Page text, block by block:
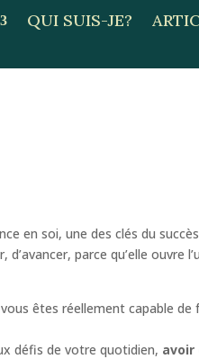
QUI SUIS-JE?
en soi, une des clés du
parce qu’elle ouvre
êtes réellement capable de
défis de votre quotidien, avoir